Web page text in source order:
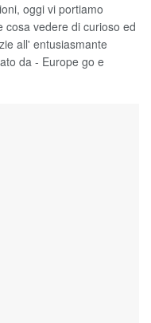
oggi vi portiamo
vedere di curioso ed
all' entusiasmante
da - Europe go e